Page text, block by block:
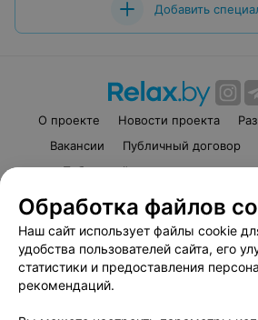
Добавить
О проекте Новости проекта
Вакансии
Публичный договор
Публичный договор по
Пользовательское
Написать в
Связаться по вопросам
Написать руководителю
Персональные
Обработка файлов
Наш сайт использует файлы cookie
удобства пользователей сайта, его
статистики и предоставления
рекомендаций.